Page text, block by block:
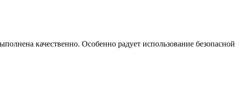
качественно. Особенно радует использование безопасной